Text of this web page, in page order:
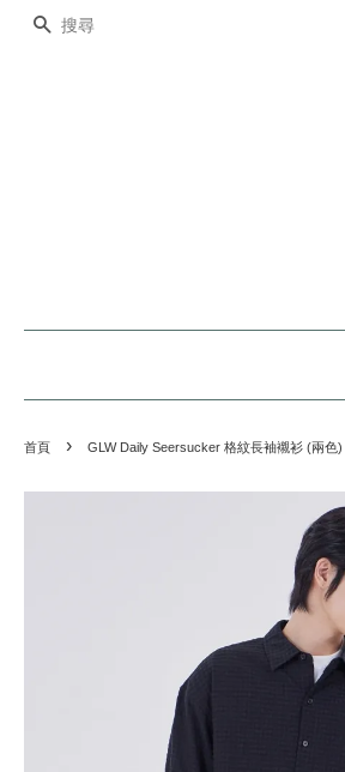
搜尋
首頁 › GLW Daily Seersucker 格紋長袖襯衫 (兩色)